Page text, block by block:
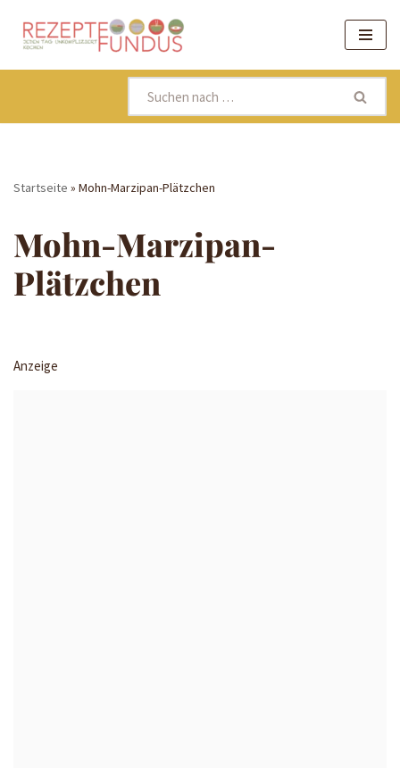
Zum
Inhalt
Startseite » Mohn-Marzipan-Plätzchen
Mohn-Marzipan-
Plätzchen
Anzeige